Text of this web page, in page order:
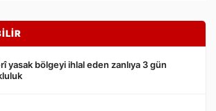
yasak bölgeyi ihlal eden zanlıya 3 gün